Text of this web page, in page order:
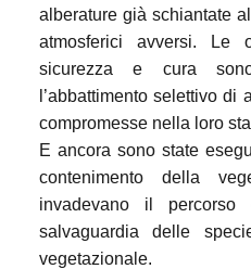
alberature già schiantate
atmosferici avversi. Le
sicurezza e cura
l’abbattimento selettivo di
compromesse nella loro
E ancora sono state
contenimento della
invadevano il
salvaguardia delle
vegetazionale.